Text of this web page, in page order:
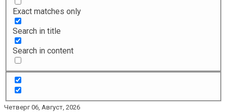
Exact matches only
Search in title
Search in content
Четверг 06, Август, 2026